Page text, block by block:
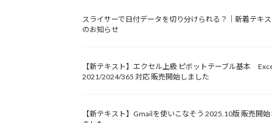
スライサーで日付データを切り分けられる？｜新着テキス
のお知らせ
【新テキスト】エクセル上級 ピボットテーブル基本
2021/2024/365 対応 販売開始しました
【新テキスト】Gmailを使いこなそう 2025.10版 販売開始